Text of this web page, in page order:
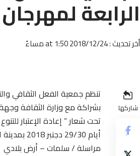
الرابعة
أخر تحديث : 2018/12/24 at 1:50 مساءً
شاركها
تنظم جمعية الفعل الثقافي
بشراكة مع وزارة الثقافة وجهة
تحت شعار ” إعادة الإعتبار
أيام 29/30 دجنبر 2018 بمدينة الريش
مراسلة / سلمات – أرض بلادي